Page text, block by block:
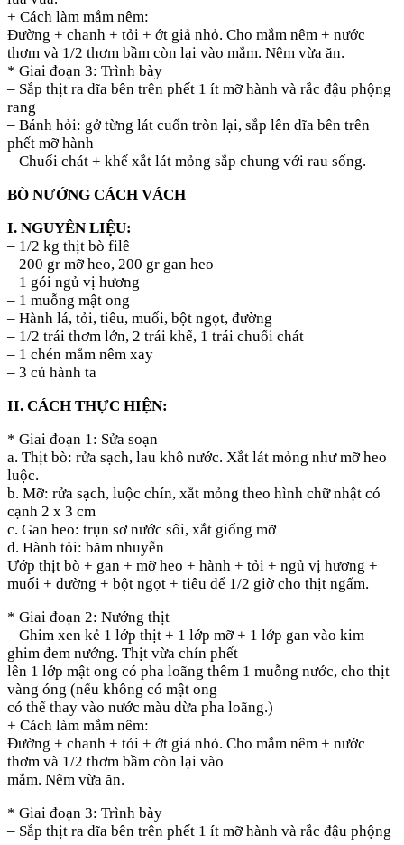
+ Cách làm mắm nêm:
Đường + chanh + tỏi + ớt giả nhỏ. Cho mắm nêm + nước
thơm và 1/2 thơm bầm còn lại vào mắm. Nêm vừa ăn.
* Giai đoạn 3: Trình bày
– Sắp thịt ra dĩa bên trên phết 1 ít mỡ hành và rắc đậu phộng
rang
– Bánh hỏi: gở từng lát cuốn tròn lại, sắp lên dĩa bên trên
phết mỡ hành
– Chuối chát + khế xắt lát mỏng sắp chung với rau sống.
BÒ NƯỚNG CÁCH VÁCH
I. NGUYÊN LIỆU:
– 1/2 kg thịt bò filê
– 200 gr mỡ heo, 200 gr gan heo
– 1 gói ngủ vị hương
– 1 muỗng mật ong
– Hành lá, tỏi, tiêu, muối, bột ngọt, đường
– 1/2 trái thơm lớn, 2 trái khế, 1 trái chuối chát
– 1 chén mắm nêm xay
– 3 củ hành ta
II. CÁCH THỰC HIỆN:
* Giai đoạn 1: Sửa soạn
a. Thịt bò: rửa sạch, lau khô nước. Xắt lát mỏng như mỡ heo
luộc.
b. Mỡ: rửa sạch, luộc chín, xắt mỏng theo hình chữ nhật có
cạnh 2 x 3 cm
c. Gan heo: trụn sơ nước sôi, xắt giống mỡ
d. Hành tỏi: băm nhuyễn
Ướp thịt bò + gan + mỡ heo + hành + tỏi + ngủ vị hương +
muối + đường + bột ngọt + tiêu để 1/2 giờ cho thịt ngấm.
* Giai đoạn 2: Nướng thịt
– Ghim xen kẻ 1 lớp thịt + 1 lớp mỡ + 1 lớp gan vào kim
ghim đem nướng. Thịt vừa chín phết
lên 1 lớp mật ong có pha loãng thêm 1 muỗng nước, cho thịt
vàng óng (nếu không có mật ong
có thể thay vào nước màu dừa pha loãng.)
+ Cách làm mắm nêm:
Đường + chanh + tỏi + ớt giả nhỏ. Cho mắm nêm + nước
thơm và 1/2 thơm bầm còn lại vào
mắm. Nêm vừa ăn.
* Giai đoạn 3: Trình bày
– Sắp thịt ra dĩa bên trên phết 1 ít mỡ hành và rắc đậu phộng